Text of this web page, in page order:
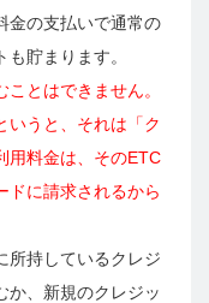
金の支払いで通常の
貯まります。
とはできません。
いうと、それは「ク
用料金は、そのETC
ドに請求されるから
所持しているクレジ
か、新規のクレジッ